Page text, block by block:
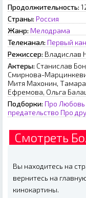
Продолжительность:
Страны: Россия
Жанр: Мелодрама
Телеканал: Первый
Режиссер: Владислав
Актеры: Станислав
Смирнова-
Митя Махонин,
Ефремова, Ольга
Подборки: Про Любовь
предательство Про
Смотреть
Вы находитесь на
вернитесь на
кинокартины.